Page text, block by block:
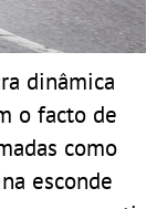
dinâmica
o facto de
como
esconde